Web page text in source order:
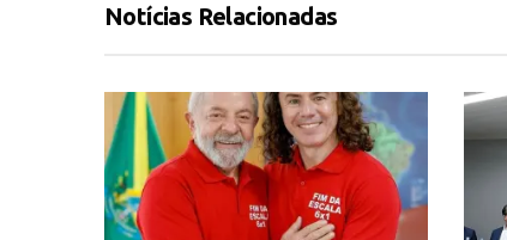
Notícias Relacionadas